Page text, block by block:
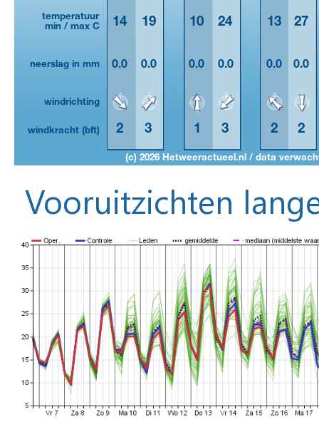
Vooruitzichten